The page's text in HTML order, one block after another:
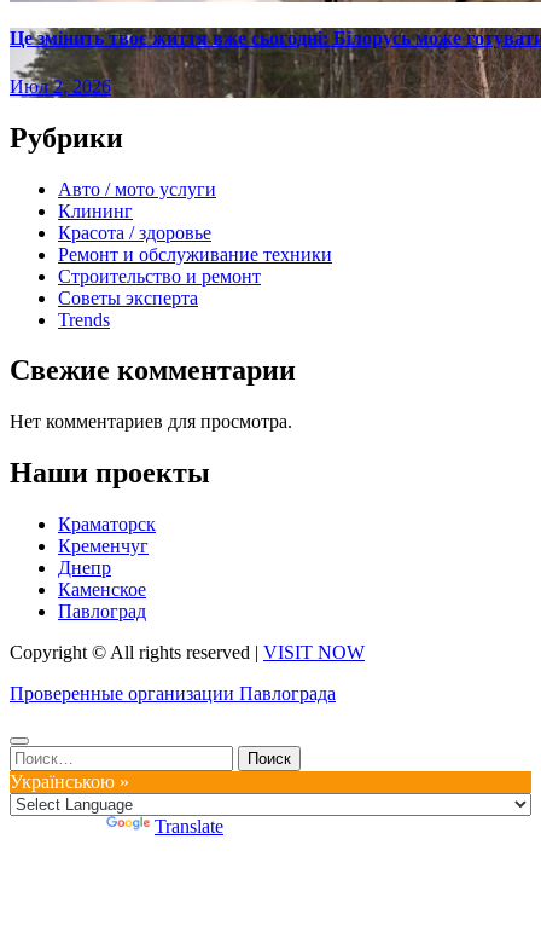
Це змінить твоє життя вже сьогодні: Білорусь може
Июл 2, 2026
Рубрики
Авто / мото услуги
Клининг
Красота / здоровье
Ремонт и обслуживание техники
Строительство и ремонт
Советы эксперта
Trends
Свежие комментарии
Нет комментариев для просмотра.
Наши проекты
Краматорск
Кременчуг
Днепр
Каменское
Павлоград
Copyright © All rights reserved | VISIT NOW
Проверенные организации Павлограда
Найти:
Українською »
Translate